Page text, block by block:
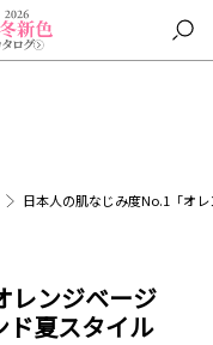
日本人の肌なじみ度No.1「オ
レンジベージ
ド夏スタイル